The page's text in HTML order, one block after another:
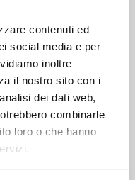
contenuti ed
social media e per
inoltre
il nostro sito con i
dei dati web,
combinarle
loro o che hanno